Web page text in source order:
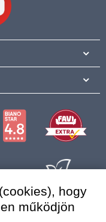
hogy
működjön